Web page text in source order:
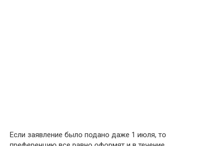
Если заявление было подано даже 1 июля, то